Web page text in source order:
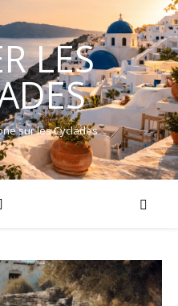
LES
sur les Cyclades